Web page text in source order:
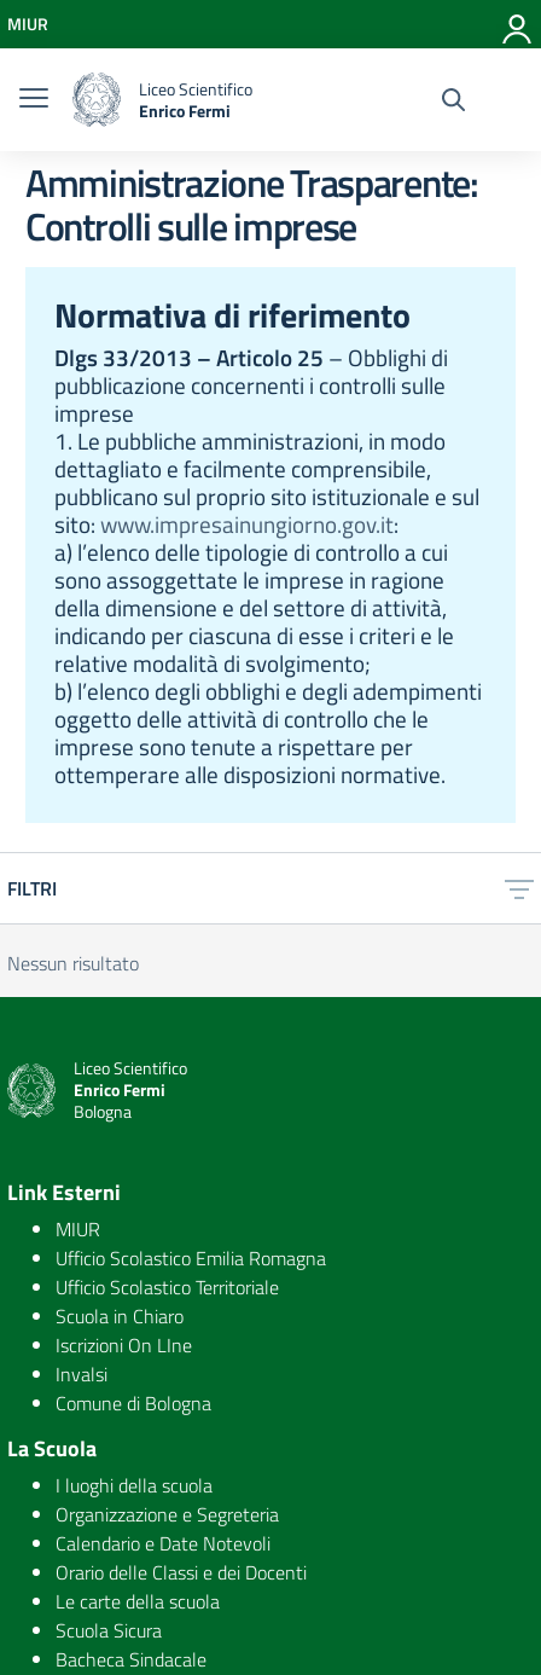
Vai al menu di navigazione
Vai al footer
MIUR
Liceo Scientifico
Enrico Fermi
Amministrazione Trasparente:
Controlli sulle imprese
Normativa di riferimento
Dlgs 33/2013 – Articolo 25 – Obblighi di
pubblicazione concernenti i controlli sulle
imprese
1. Le pubbliche amministrazioni, in modo
dettagliato e facilmente comprensibile,
pubblicano sul proprio sito istituzionale e sul
sito:www.impresainungiorno.gov.it:
a) l’elenco delle tipologie di controllo a cui
sono assoggettate le imprese in ragione
della dimensione e del settore di attività,
indicando per ciascuna di esse i criteri e le
relative modalità di svolgimento;
b) l’elenco degli obblighi e degli adempimenti
oggetto delle attività di controllo che le
imprese sono tenute a rispettare per
ottemperare alle disposizioni normative.
FILTRI
Nessun risultato
Liceo Scientifico
Enrico Fermi
Bologna
Link Esterni
MIUR
Ufficio Scolastico Emilia Romagna
Ufficio Scolastico Territoriale
Scuola in Chiaro
Iscrizioni On LIne
Invalsi
Comune di Bologna
La Scuola
I luoghi della scuola
Organizzazione e Segreteria
Calendario e Date Notevoli
Orario delle Classi e dei Docenti
Le carte della scuola
Scuola Sicura
Bacheca Sindacale